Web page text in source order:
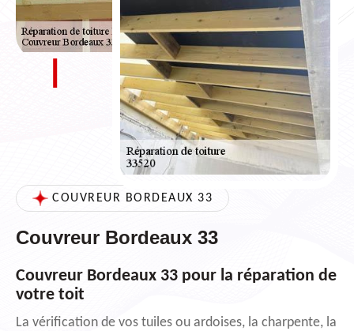
COUVREUR BORDEAUX 33
Couvreur Bordeaux 33
Couvreur Bordeaux 33 pour la réparation de
votre toit
La vérification de vos tuiles ou ardoises, la charpente, la